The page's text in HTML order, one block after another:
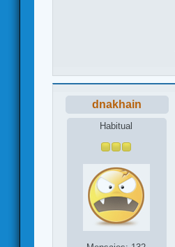
dnakhain
Habitual